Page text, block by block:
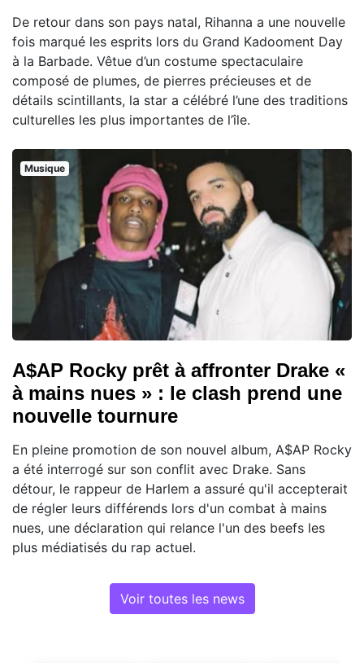
De retour dans son pays natal, Rihanna a une nouvelle
fois marqué les esprits lors du Grand Kadooment Day
à la Barbade. Vêtue d’un costume spectaculaire
composé de plumes, de pierres précieuses et de
détails scintillants, la star a célébré l’une des traditions
culturelles les plus importantes de l’île.
Musique
A$AP Rocky prêt à affronter Drake «
à mains nues » : le clash prend une
nouvelle tournure
En pleine promotion de son nouvel album, A$AP Rocky
a été interrogé sur son conflit avec Drake. Sans
détour, le rappeur de Harlem a assuré qu'il accepterait
de régler leurs différends lors d'un combat à mains
nues, une déclaration qui relance l'un des beefs les
plus médiatisés du rap actuel.
Voir toutes les news